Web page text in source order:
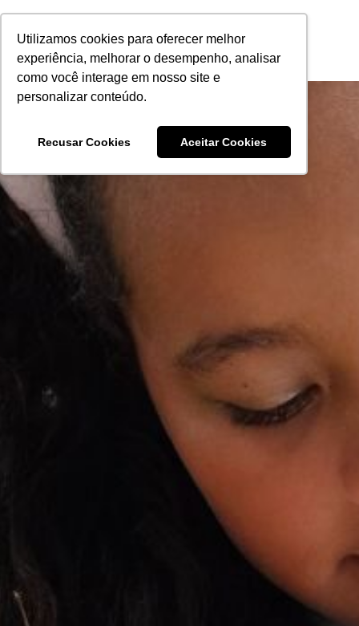
Utilizamos cookies para oferecer melhor
experiência, melhorar o desempenho, analisar
como você interage em nosso site e
personalizar conteúdo.
Recusar Cookies Aceitar Cookies